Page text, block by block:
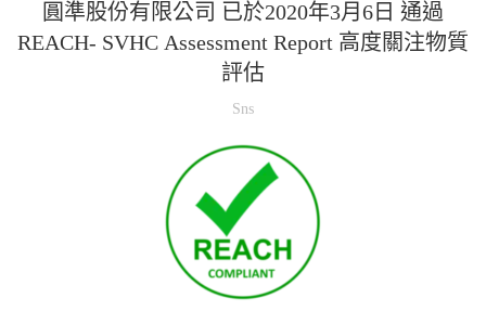
圓準股份有限公司 已於2020年3月6日 通過
REACH- SVHC Assessment Report 高度關注物質
評估
Sns